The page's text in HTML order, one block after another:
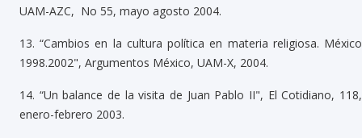
UAM-AZC, No 55, mayo agosto 2004.
13. “Cambios en la cultura política en materia religiosa. México
1998.2002", Argumentos México, UAM-X, 2004.
14. “Un balance de la visita de Juan Pablo II", El Cotidiano, 118,
enero-febrero 2003.